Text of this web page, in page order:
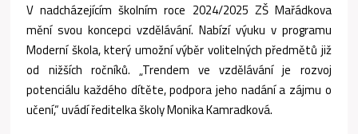
V nadcházejícím školním roce 2024/2025 ZŠ Mařádkova
mění svou koncepci vzdělávání. Nabízí výuku v programu
Moderní škola, který umožní výběr volitelných předmětů již
od nižších ročníků. „Trendem ve vzdělávání je rozvoj
potenciálu každého dítěte, podpora jeho nadání a zájmu o
učení,“ uvádí ředitelka školy Monika Kamradková.